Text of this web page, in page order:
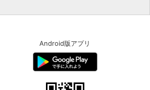
Android版アプリ